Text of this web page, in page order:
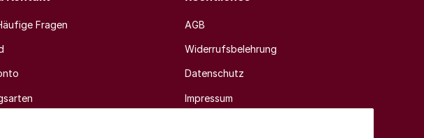
Fragen AGB
Widerrufsbelehrung
Datenschutz
Impressum